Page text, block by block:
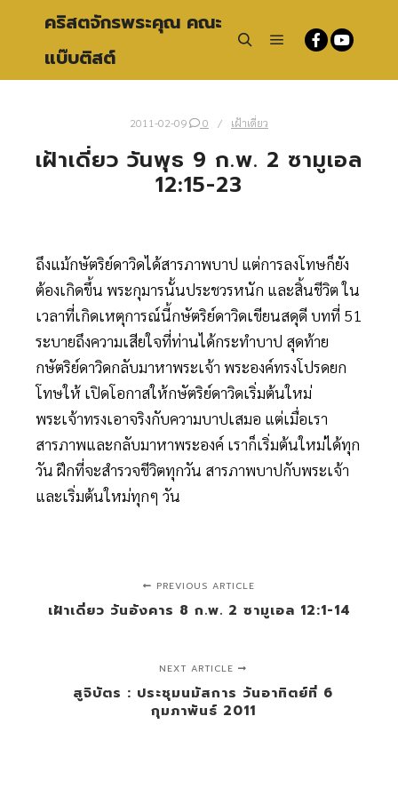
คริสตจักรพระคุณ คณะ
แบ๊บติสต์
2011-02-09 0 เฝ้าเดี่ยว
เฝ้าเดี่ยว วันพุธ 9 ก.พ. 2 ซามูเอล
12:15-23
ถึงแม้กษัตริย์ดาวิดได้สารภาพบาป แต่การลงโทษก็ยัง
ต้องเกิดขึ้น พระกุมารนั้นประชวรหนัก และสิ้นชีวิต ใน
เวลาที่เกิดเหตุการณ์นี้กษัตริย์ดาวิดเขียนสดุดี บทที่ 51
ระบายถึงความเสียใจที่ท่านได้กระทำบาป สุดท้าย
กษัตริย์ดาวิดกลับมาหาพระเจ้า พระองค์ทรงโปรดยก
โทษให้ เปิดโอกาสให้กษัตริย์ดาวิดเริ่มต้นใหม่
พระเจ้าทรงเอาจริงกับความบาปเสมอ แต่เมื่อเรา
สารภาพและกลับมาหาพระองค์ เราก็เริ่มต้นใหม่ได้ทุก
วัน ฝึกที่จะสำรวจชีวิตทุกวัน สารภาพบาปกับพระเจ้า
และเริ่มต้นใหม่ทุกๆ วัน
PREVIOUS ARTICLE
เฝ้าเดี่ยว วันอังคาร 8 ก.พ. 2 ซามูเอล 12:1-14
NEXT ARTICLE
สูจิบัตร : ประชุมนมัสการ วันอาทิตย์ที่ 6
กุมภาพันธ์ 2011